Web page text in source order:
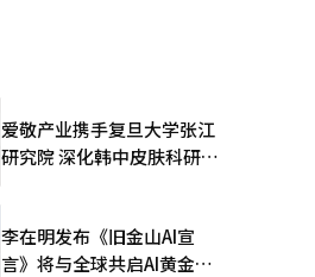
爱敬产业携手复旦大学张江
研究院 深化韩中皮肤科研合
李在明发布《旧金山AI宣
言》将与全球共启AI黄金时